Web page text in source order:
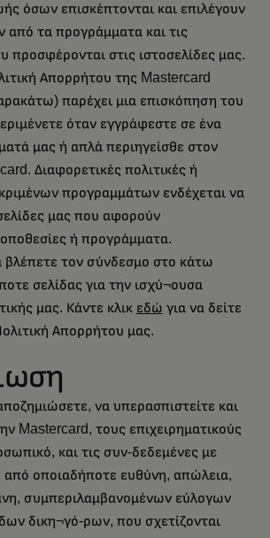
όσων επισκέπτονται και επιλέγουν
τα προγράμματα και τις
προσφέρονται στις ιστοσελίδες μας.
Απορρήτου της Mastercard
παρέχει μια επισκόπηση του
όταν εγγράφεστε σε ένα
μας ή απλά περιηγείσθε στον
Διαφορετικές πολιτικές ή
προγραμμάτων ενδέχεται να
μας που αφορούν
ή προγράμματα.
τον σύνδεσμο στο κάτω
σελίδας για την ισχύ¬ουσα
μας. Κάντε κλικ εδώ για να δείτε
Απορρήτου μας.
να υπερασπιστείτε και
Mastercard, τους επιχειρηματικούς
και τις συν-δεδεμένες με
από οποιαδήποτε ευθύνη, απώλεια,
συμπεριλαμβανομένων εύλογων
δικη¬γό-ρων, που σχετίζονται